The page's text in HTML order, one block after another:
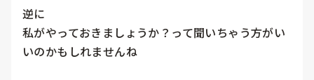
逆に
私がやっておきましょうか？って聞いちゃう方がい
いのかもしれませんね